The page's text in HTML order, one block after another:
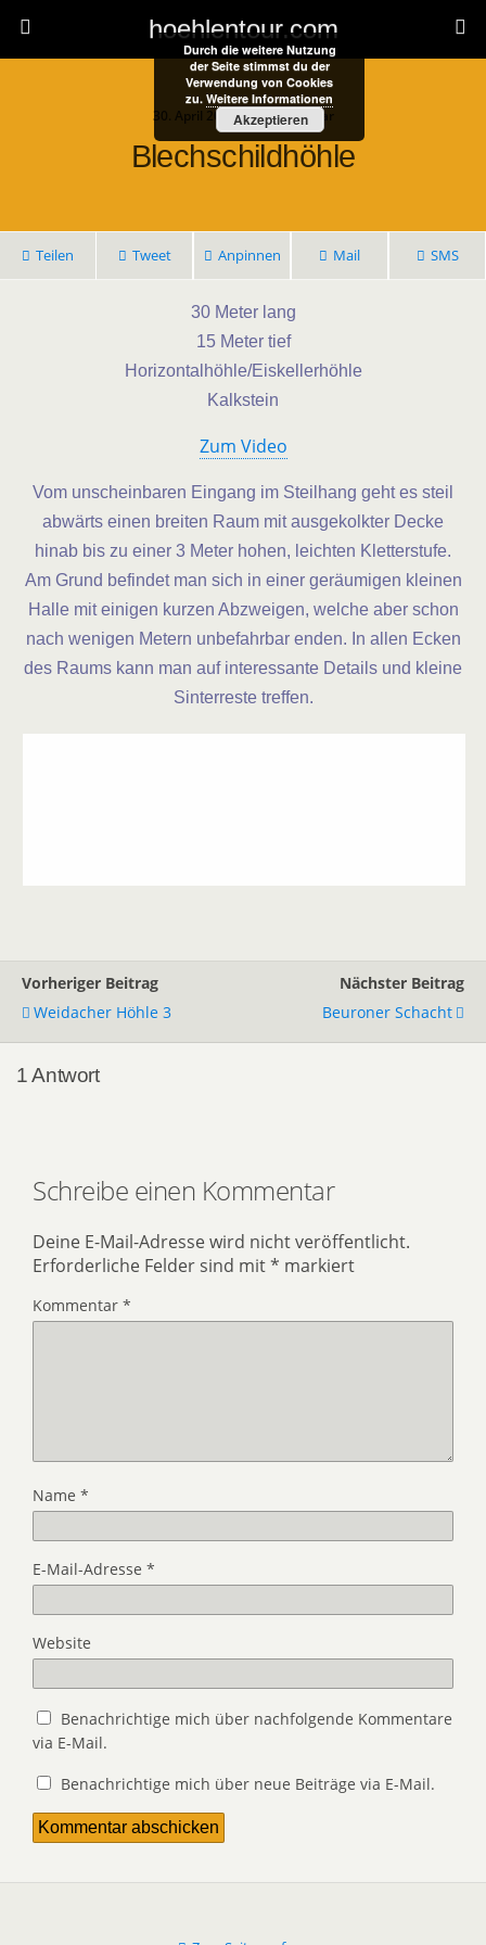
hoehlentour.com
30. April 2025 • 1 Kommentar
Blechschildhöhle
Teilen Tweet Anpinnen Mail SMS
30 Meter lang
15 Meter tief
Horizontalhöhle/Eiskellerhöhle
Kalkstein
Zum Video
Vom unscheinbaren Eingang im Steilhang geht es steil
abwärts einen breiten Raum mit ausgekolkter Decke
hinab bis zu einer 3 Meter hohen, leichten Kletterstufe.
Am Grund befindet man sich in einer geräumigen kleinen
Halle mit einigen kurzen Abzweigen, welche aber schon
nach wenigen Metern unbefahrbar enden. In allen Ecken
des Raums kann man auf interessante Details und kleine
Sinterreste treffen.
Vorheriger Beitrag
Weidacher Höhle 3
Nächster Beitrag
Beuroner Schacht
1 Antwort
Schreibe einen Kommentar
Deine E-Mail-Adresse wird nicht veröffentlicht.
Erforderliche Felder sind mit* markiert
Kommentar *
Name *
E-Mail-Adresse *
Website
Benachrichtige mich über nachfolgende Kommentare
via E-Mail.
Benachrichtige mich über neue Beiträge via E-Mail.
Durch die weitere Nutzung
der Seite stimmst du der
Verwendung von Cookies
zu. Weitere Informationen
Akzeptieren